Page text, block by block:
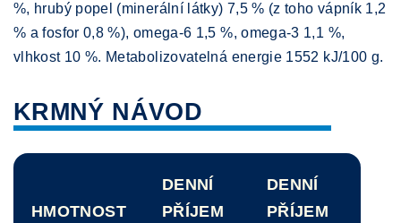
%, hrubý popel (minerální látky) 7,5 % (z toho vápník 1,2
% a fosfor 0,8 %), omega-6 1,5 %, omega-3 1,1 %,
vlhkost 10 %. Metabolizovatelná energie 1552 kJ/100 g.
KRMNÝ NÁVOD
HMOTNOST
DENNÍ
PŘÍJEM
DENNÍ
PŘÍJEM